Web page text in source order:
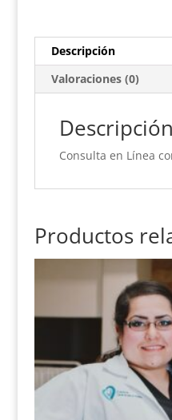
Descripción
Valoraciones (0)
Descripción
Consulta en Línea
Productos